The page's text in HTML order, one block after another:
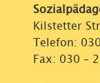
Kilstetter
Telefon:
Fax: 030 –